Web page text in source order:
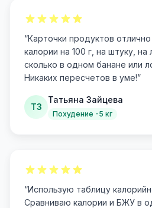
“Карточки продуктов
калории на 100 г, на штуку,
сколько в одном банане или
Никаких пересчетов в уме!”
ТЗ
Татьяна Зайцева
Похудение -5 кг
“Использую таблицу
Сравниваю калории и БЖУ в